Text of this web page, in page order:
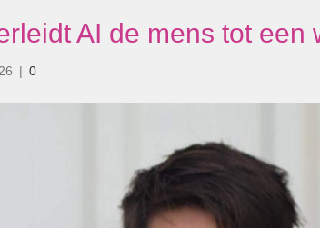
AI de mens tot een
| 0